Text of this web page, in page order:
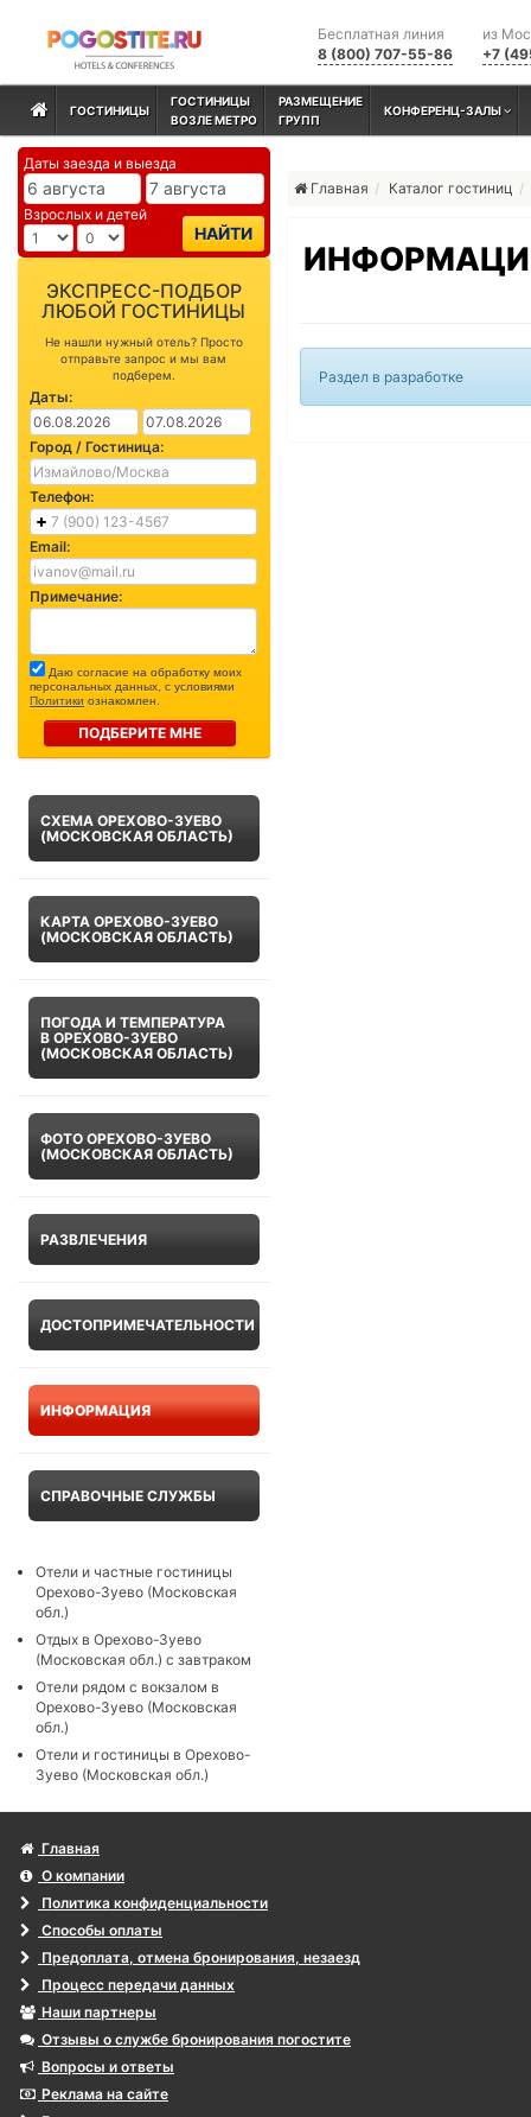
из
+7
Бесплатная линия
8 (800) 707-55-86
ГОСТИНИЦЫ
ГОСТИНИЦЫ
ВОЗЛЕ МЕТРО
РАЗМЕЩЕНИЕ
ГРУПП
КОНФЕРЕНЦ-ЗАЛЫ
Даты заезда и выезда
Взрослых и детей
НАЙТИ
ЭКСПРЕСС-ПОДБОР
ЛЮБОЙ ГОСТИНИЦЫ
Не нашли нужный отель? Просто
отправьте запрос и мы вам
подберем.
Даты:
Город / Гостиница:
Телефон:
Email:
Примечание:
Даю согласие на обработку моих
персональных данных, с условиями
Политики ознакомлен.
ПОДБЕРИТЕ МНЕ
СХЕМА ОРЕХОВО-ЗУЕВО
(МОСКОВСКАЯ ОБЛАСТЬ)
КАРТА ОРЕХОВО-ЗУЕВО
(МОСКОВСКАЯ ОБЛАСТЬ)
ПОГОДА И ТЕМПЕРАТУРА
В ОРЕХОВО-ЗУЕВО
(МОСКОВСКАЯ ОБЛАСТЬ)
ФОТО ОРЕХОВО-ЗУЕВО
(МОСКОВСКАЯ ОБЛАСТЬ)
РАЗВЛЕЧЕНИЯ
ДОСТОПРИМЕЧАТЕЛЬНОСТИ
ИНФОРМАЦИЯ
СПРАВОЧНЫЕ СЛУЖБЫ
Отели и частные гостиницы
Орехово-Зуево (Московская
обл.)
Отдых в Орехово-Зуево
(Московская обл.) с завтраком
Отели рядом с вокзалом в
Орехово-Зуево (Московская
обл.)
Отели и гостиницы в Орехово-
Зуево (Московская обл.)
Главная Каталог гостиниц
Раздел в разработке
Главная
О компании
Политика конфиденциальности
Способы оплаты
Предоплата, отмена бронирования, незаезд
Процесс передачи данных
Наши партнеры
Отзывы о службе бронирования погостите
Вопросы и ответы
Реклама на сайте